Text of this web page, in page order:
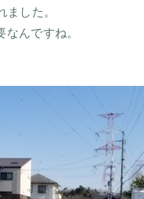
ました。
んですね。